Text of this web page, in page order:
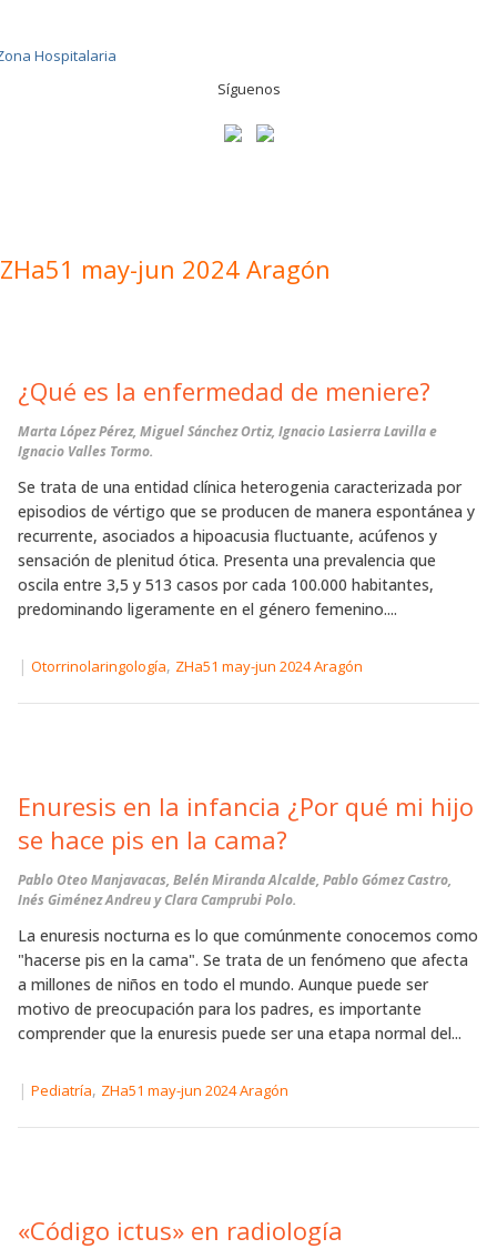
Síguenos
ZHa51 may-jun 2024 Aragón
¿Qué es la enfermedad de meniere?
Marta López Pérez, Miguel Sánchez Ortiz, Ignacio Lasierra Lavilla e
Ignacio Valles Tormo.
Se trata de una entidad clínica heterogenia caracterizada por
episodios de vértigo que se producen de manera espontánea y
recurrente, asociados a hipoacusia fluctuante, acúfenos y
sensación de plenitud ótica. Presenta una prevalencia que
oscila entre 3,5 y 513 casos por cada 100.000 habitantes,
predominando ligeramente en el género femenino....
| Otorrinolaringología, ZHa51 may-jun 2024 Aragón
Enuresis en la infancia ¿Por qué mi hijo
se hace pis en la cama?
Pablo Oteo Manjavacas, Belén Miranda Alcalde, Pablo Gómez Castro,
Inés Giménez Andreu y Clara Camprubi Polo.
La enuresis nocturna es lo que comúnmente conocemos como
"hacerse pis en la cama". Se trata de un fenómeno que afecta
a millones de niños en todo el mundo. Aunque puede ser
motivo de preocupación para los padres, es importante
comprender que la enuresis puede ser una etapa normal del...
| Pediatría, ZHa51 may-jun 2024 Aragón
«Código ictus» en radiología